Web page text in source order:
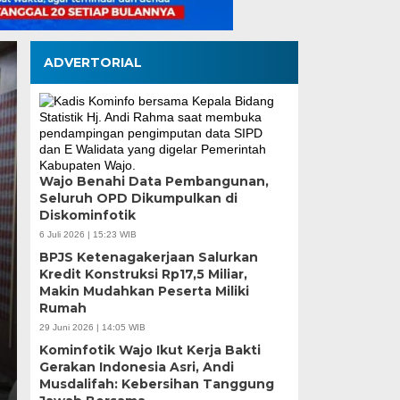
SDN Pannara,
Proyek Tepat
Berkualitas di
Kota Makassar, Supratman melakukan peninjauan
UPT SPF SD…
ADVERTORIAL
Wajo Benahi Data Pembangunan,
Seluruh OPD Dikumpulkan di
Diskominfotik
6 Juli 2026 | 15:23 WIB
BPJS Ketenagakerjaan Salurkan
Kredit Konstruksi Rp17,5 Miliar,
Makin Mudahkan Peserta Miliki
Rumah
29 Juni 2026 | 14:05 WIB
Kominfotik Wajo Ikut Kerja Bakti
Gerakan Indonesia Asri, Andi
Musdalifah: Kebersihan Tanggung